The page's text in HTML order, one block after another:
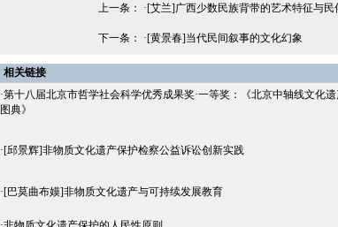
上一条： ·[艾兰]广西少数民族背带的艺术特征与民
下一条： ·[黄景春]当代民间叙事的文化幻象
相关链接
·第十八届北京市哲学社会科学优秀成果奖·一等奖：《北京中轴线文化遗
图典》
·[邱景辉]非物质文化遗产保护检察公益诉讼创新实践
·[巴莫曲布嫫]非物质文化遗产与可持续发展教育